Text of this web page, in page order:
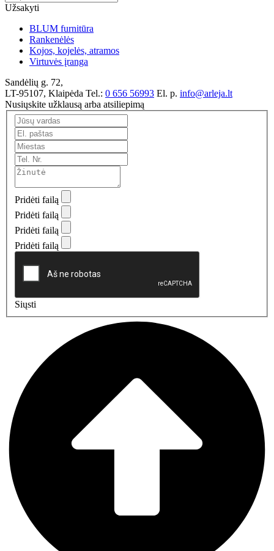
Užsakyti
BLUM furnitūra
Rankenėlės
Kojos, kojelės, atramos
Virtuvės įranga
Sandėlių g. 72,
LT-95107, Klaipėda Tel.: 0 656 56993 El. p. info@arleja.lt
Nusiųskite užklausą arba atsiliepimą
Pridėti failą
Pridėti failą
Pridėti failą
Pridėti failą
Siųsti